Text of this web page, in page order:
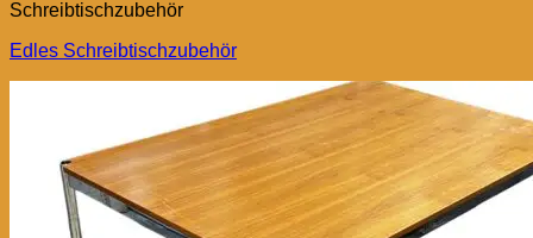
Schreibtischzubehör
Edles Schreibtischzubehör